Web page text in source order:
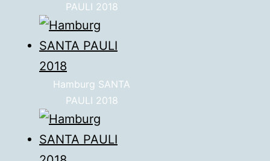
PAULI 2018
Hamburg SANTA
PAULI 2018